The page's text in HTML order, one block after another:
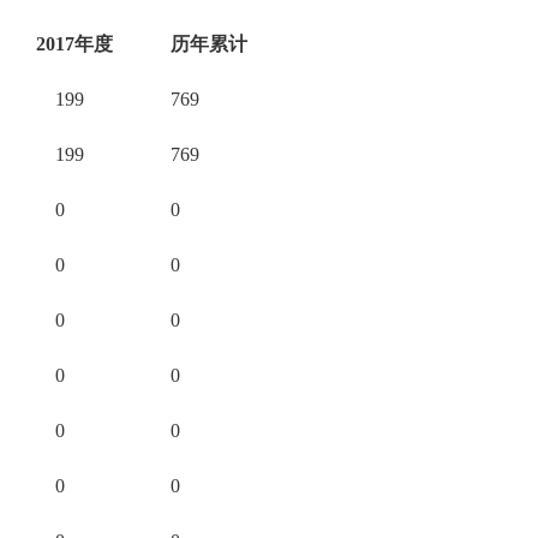
2017年度 历年累计
199 769
199 769
0 0
0 0
0 0
0 0
0 0
0 0